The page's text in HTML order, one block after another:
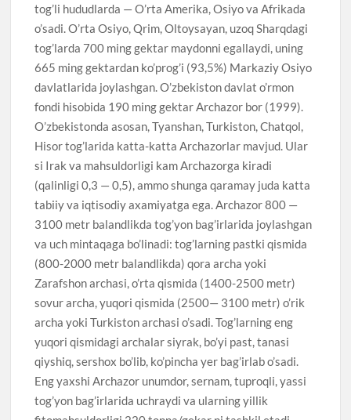
tog’li hududlarda — O’rta Amerika, Osiyo va Afrikada
o’sadi. O’rta Osiyo, Qrim, Oltoysayan, uzoq Sharqdagi
tog’larda 700 ming gektar maydonni egallaydi, uning
665 ming gektardan ko’prog’i (93,5%) Markaziy Osiyo
davlatlarida joylashgan. O’zbekiston davlat o’rmon
fondi hisobida 190 ming gektar Archazor bor (1999).
O’zbekistonda asosan, Tyanshan, Turkiston, Chatqol,
Hisor tog’larida katta-katta Archazorlar mavjud. Ular
si Irak va mahsuldorligi kam Archazorga kiradi
(qalinligi 0,3 — 0,5), ammo shunga qaramay juda katta
tabiiy va iqtisodiy axamiyatga ega. Archazor 800 —
3100 metr balandlikda tog’yon bag’irlarida joylashgan
va uch mintaqaga bo’linadi: tog’larning pastki qismida
(800-2000 metr balandlikda) qora archa yoki
Zarafshon archasi, o’rta qismida (1400-2500 metr)
sovur archa, yuqori qismida (2500— 3100 metr) o’rik
archa yoki Turkiston archasi o’sadi. Tog’larning eng
yuqori qismidagi archalar siyrak, bo’yi past, tanasi
qiyshiq, sershox bo’lib, ko’pincha yer bag’irlab o’sadi.
Eng yaxshi Archazor unumdor, sernam, tuproqli, yassi
tog’yon bag’irlarida uchraydi va ularning yillik